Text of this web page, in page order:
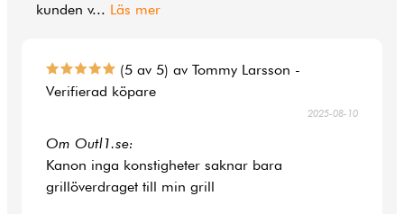
kunden v... Läs mer
(5 av 5) av Tommy Larsson -
Verifierad köpare
2025-08-10
Om Outl1.se:
Kanon inga konstigheter saknar bara
grillöverdraget till min grill